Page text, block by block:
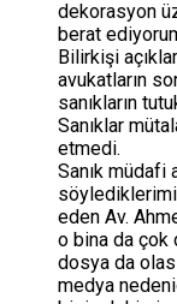
dekorasyon
berat
Bilirkişi
avukatların
sanıkların
Sanıklar
etmedi.
Sanık müdafi
eden Av.
o bina da çok
dosya da
medya